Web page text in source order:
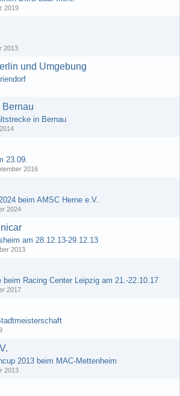
2019
2013
und Umgebung
Bernau
in Bernau
23.09.
2016
beim AMSC Herne e.V.
2024
am 28.12.13-29.12.13
2013
beim Racing Center Leipzig am 21.-22.10.17
2017
2013 beim MAC-Mettenheim
2013